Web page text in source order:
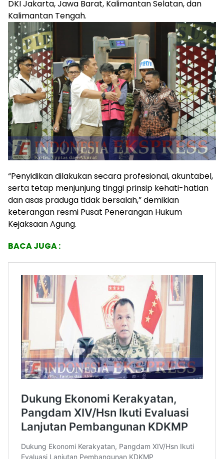
DKI Jakarta, Jawa Barat, Kalimantan Selatan, dan
Kalimantan Tengah.
“Penyidikan dilakukan secara profesional, akuntabel,
serta tetap menjunjung tinggi prinsip kehati-hatian
dan asas praduga tidak bersalah,” demikian
keterangan resmi Pusat Penerangan Hukum
Kejaksaan Agung.
BACA JUGA :